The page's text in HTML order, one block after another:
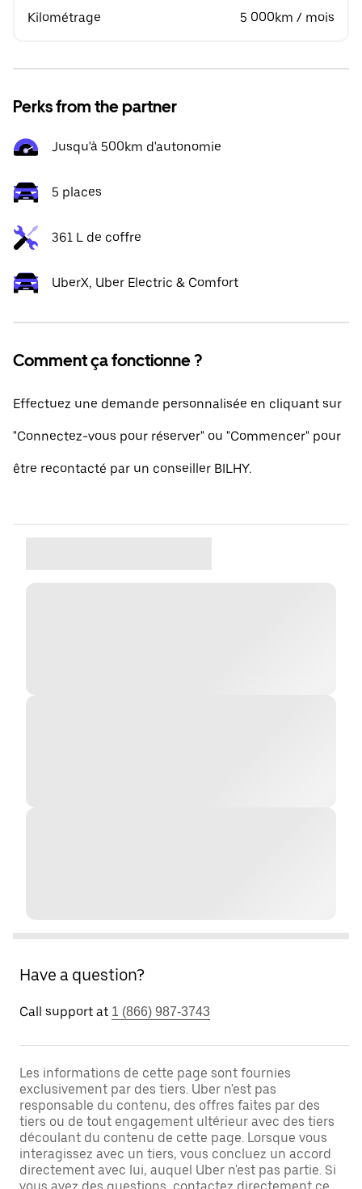
Kilométrage 5 000km / mois
Perks from the partner
Jusqu'à 500km d'autonomie
5 places
361 L de coffre
UberX, Uber Electric & Comfort
Comment ça fonctionne ?
Effectuez une demande personnalisée en cliquant sur
"Connectez-vous pour réserver" ou "Commencer" pour
être recontacté par un conseiller BILHY.
Have a question?
Call support at 1 (866) 987-3743
Les informations de cette page sont fournies
exclusivement par des tiers. Uber n'est pas
responsable du contenu, des offres faites par des
tiers ou de tout engagement ultérieur avec des tiers
découlant du contenu de cette page. Lorsque vous
interagissez avec un tiers, vous concluez un accord
directement avec lui, auquel Uber n'est pas partie. Si